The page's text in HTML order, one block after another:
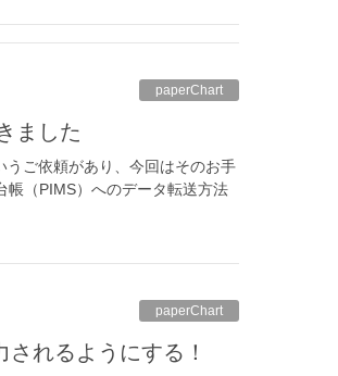
paperChart
ました
ご依頼があり、今回はそのお手
帳（PIMS）へのデータ転送方法
paperChart
されるようにする！